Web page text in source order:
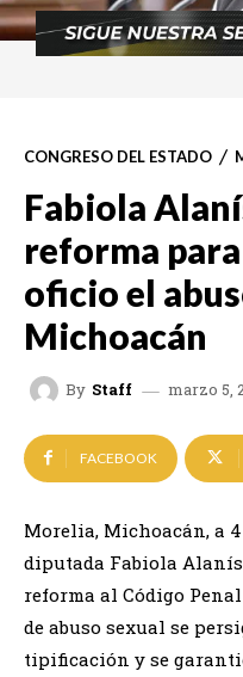
CONGRESO DEL ESTADO
Fabiola
reforma
oficio el
Michoacán
By Staff marzo 5,
FACEBOOK
Morelia, Michoacán, a 4
diputada Fabiola
reforma al Código
de abuso sexual se
tipificación y se